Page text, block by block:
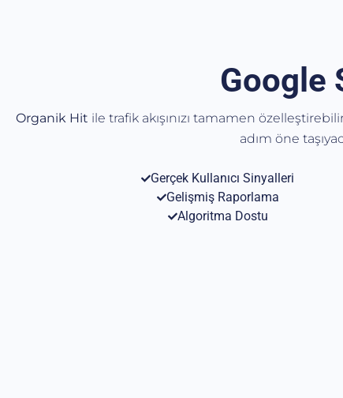
Google
Organik Hit ile trafik akışınızı tamamen
adım öne
Gerçek Kullanıcı Sinyalleri
Gelişmiş Raporlama
Algoritma Dostu